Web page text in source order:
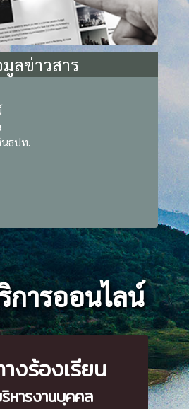
ลข่าวสาร
นธปท.
ารออนไลน์
งร้องเรียน
หารงานบุคคล